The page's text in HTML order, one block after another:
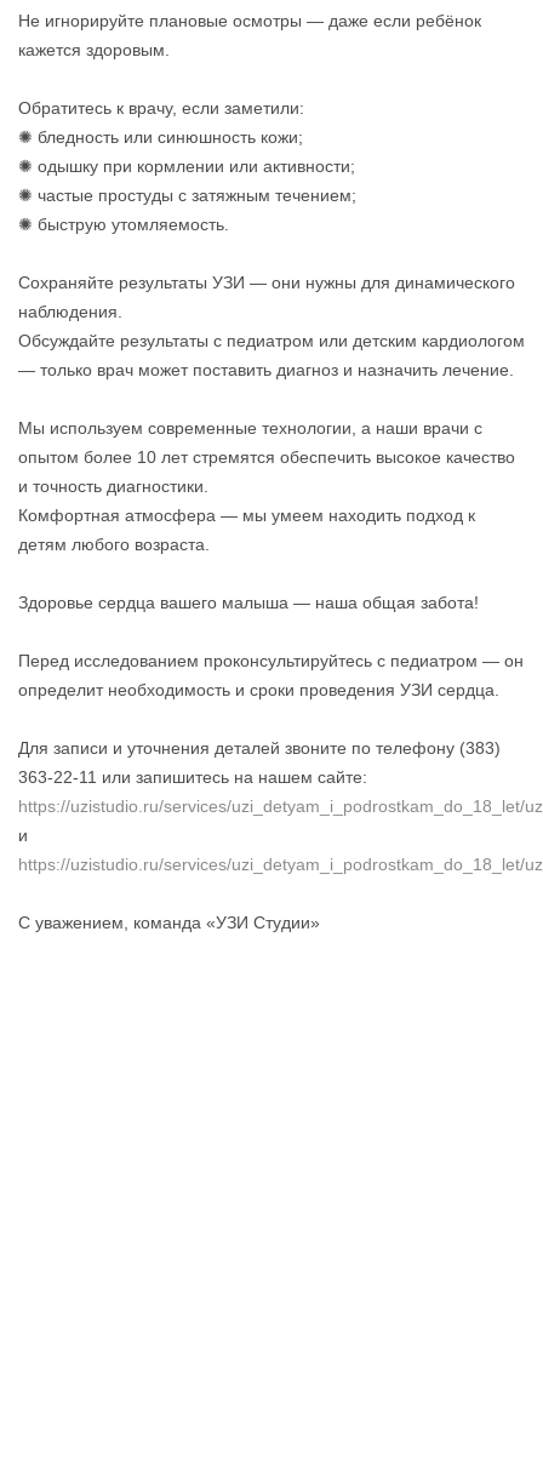
Не игнорируйте плановые осмотры — даже если ребёнок
кажется здоровым.
Обратитесь к врачу, если заметили:
✺ бледность или синюшность кожи;
✺ одышку при кормлении или активности;
✺ частые простуды с затяжным течением;
✺ быструю утомляемость.
Сохраняйте результаты УЗИ — они нужны для динамического
наблюдения.
Обсуждайте результаты с педиатром или детским кардиологом
— только врач может поставить диагноз и назначить лечение.
Мы используем современные технологии, а наши врачи с
опытом более 10 лет стремятся обеспечить высокое качество
и точность диагностики.
Комфортная атмосфера — мы умеем находить подход к
детям любого возраста.
Здоровье сердца вашего малыша — наша общая забота!
Перед исследованием проконсультируйтесь с педиатром — он
определит необходимость и сроки проведения УЗИ сердца.
Для записи и уточнения деталей звоните по телефону (383)
363-22-11 или запишитесь на нашем сайте:
https://uzistudio.ru/services/uzi_detyam_i_podrostkam_do_18_let/
и
https://uzistudio.ru/services/uzi_detyam_i_podrostkam_do_18_let/
С уважением, команда «УЗИ Студии»